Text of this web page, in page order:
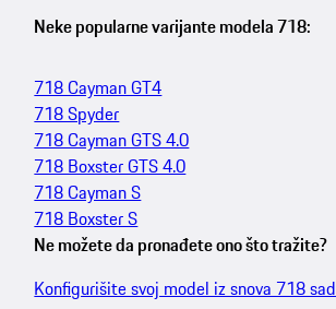
Neke popularne varijante modela 718:
718 Cayman GT4
718 Spyder
718 Cayman GTS 4.0
718 Boxster GTS 4.0
718 Cayman S
718 Boxster S
Ne možete da pronađete ono što tražite?
Konfigurišite svoj model iz snova 718